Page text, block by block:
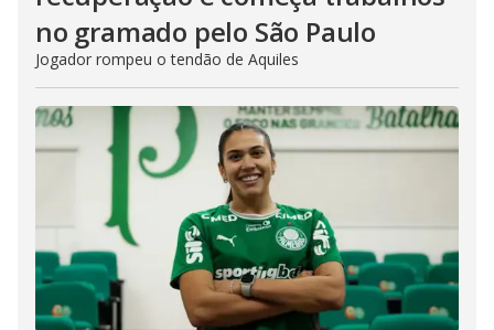
no gramado pelo São Paulo
Jogador rompeu o tendão de Aquiles